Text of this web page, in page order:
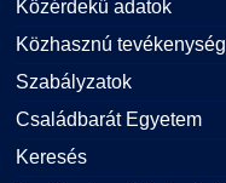
Közérdekű adatok
Közhasznú tevékenység
Szabályzatok
Családbarát Egyetem
Keresés